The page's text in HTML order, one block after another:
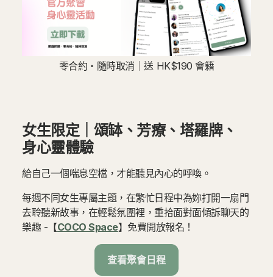
零合約・隨時取消｜送 HK$190 會籍
女生限定｜頌缽、芳療、塔羅牌、
身心靈體驗
給自己一個喘息空檔，才能聽見內心的呼喚。
每週不同女生專屬主題，在繁忙日程中為妳打開一扇門
去聆聽新故事，在輕鬆氛圍裡，重拾面對面傾訴聊天的
樂趣 -【COCO Space】免費開放報名！
查看聚會日程